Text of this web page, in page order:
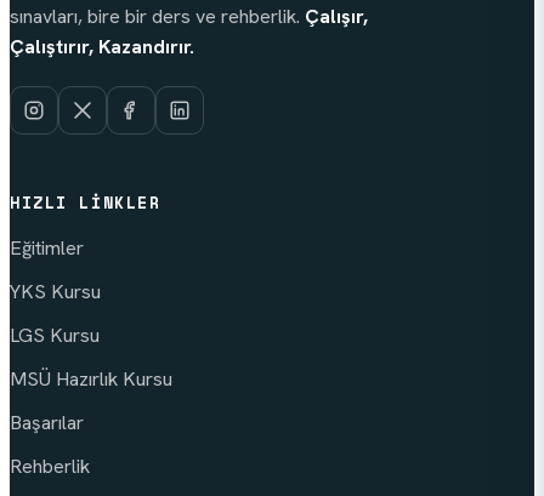
sınavları, bire bir ders ve rehberlik. Çalışır,
Çalıştırır, Kazandırır.
HIZLI LINKLER
Eğitimler
YKS Kursu
LGS Kursu
MSÜ Hazırlık Kursu
Başarılar
Rehberlik